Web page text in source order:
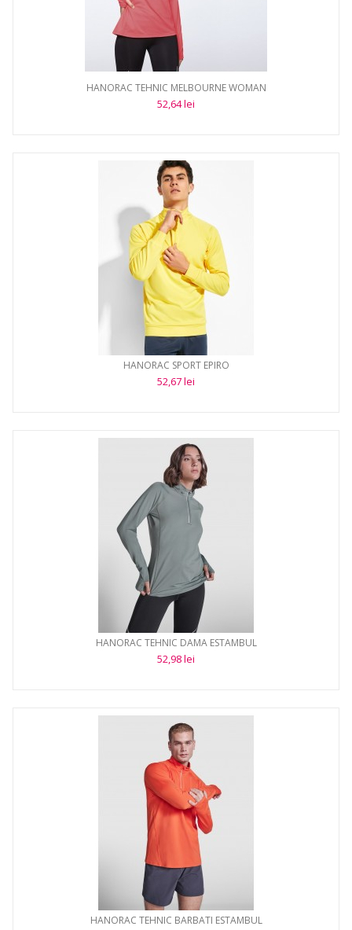
HANORAC TEHNIC MELBOURNE WOMAN
52,64 lei
HANORAC SPORT EPIRO
52,67 lei
HANORAC TEHNIC DAMA ESTAMBUL
52,98 lei
HANORAC TEHNIC BARBATI ESTAMBUL